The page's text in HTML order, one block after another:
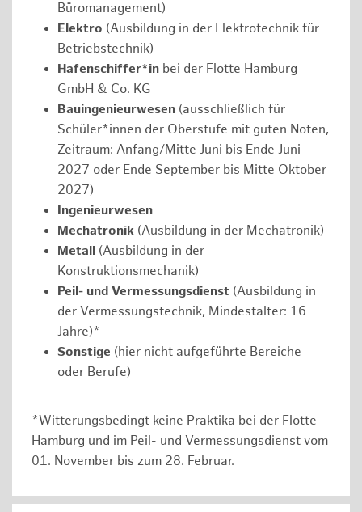
Büromanagement)
Elektro (Ausbildung in der Elektrotechnik für
Betriebstechnik)
Hafenschiffer*in bei der Flotte Hamburg
GmbH & Co. KG
Bauingenieurwesen (ausschließlich für
Schüler*innen der Oberstufe mit guten Noten,
Zeitraum: Anfang/Mitte Juni bis Ende Juni
2027 oder Ende September bis Mitte Oktober
2027)
Ingenieurwesen
Mechatronik (Ausbildung in der Mechatronik)
Metall (Ausbildung in der
Konstruktionsmechanik)
Peil- und Vermessungsdienst (Ausbildung in
der Vermessungstechnik, Mindestalter: 16
Jahre)*
Sonstige (hier nicht aufgeführte Bereiche
oder Berufe)
*Witterungsbedingt keine Praktika bei der Flotte
Hamburg und im Peil- und Vermessungsdienst vom
01. November bis zum 28. Februar.